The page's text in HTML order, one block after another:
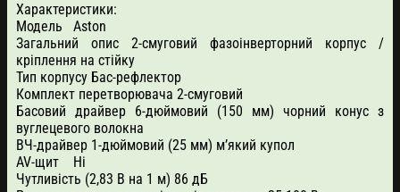
Характеристики:
Модель Aston
Загальний опис 2-смуговий фазоінверторний корпус /
кріплення на стійку
Тип корпусу Бас-рефлектор
Комплект перетворювача 2-смуговий
Басовий драйвер 6-дюймовий (150 мм) чорний конус з
вуглецевого волокна
ВЧ-драйвер 1-дюймовий (25 мм) м’який купол
AV-щит Ні
Чутливість (2,83 В на 1 м) 86 дБ